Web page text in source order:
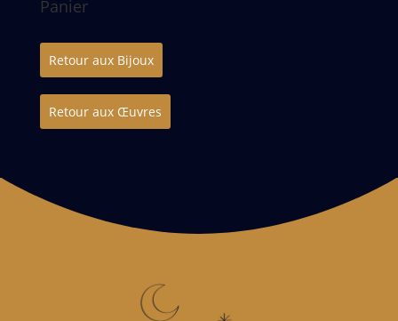
Panier
Retour aux Bijoux
Retour aux Œuvres